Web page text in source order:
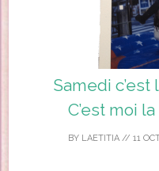
Samedi
C’est moi
BY LAETITIA // 11